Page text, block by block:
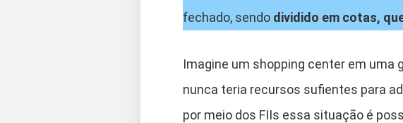
fechado, sendo dividido em cotas,
Imagine um shopping center em uma
nunca teria recursos sufientes para
por meio dos FIIs essa situação é